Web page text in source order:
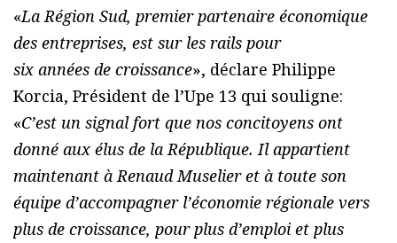
«La Région Sud, premier partenaire économique
des entreprises, est sur les rails pour
six années de croissance», déclare Philippe
Korcia, Président de l’Upe 13 qui souligne:
«C’est un signal fort que nos concitoyens ont
donné aux élus de la République. Il appartient
maintenant à Renaud Muselier et à toute son
équipe d’accompagner l’économie régionale vers
plus de croissance, pour plus d’emploi et plus